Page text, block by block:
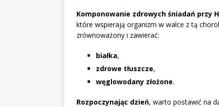
Komponowanie zdrowych śniadań przy
które wspierają organizm w walce z tą
zrównoważony i zawierać:
białka,
zdrowe tłuszcze,
węglowodany złożone.
Rozpoczynając dzień, warto postawić na